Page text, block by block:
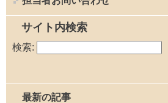
サイト内検索
検索:
最新の記事